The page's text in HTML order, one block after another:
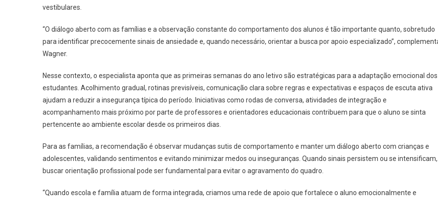
vestibulares.
“O diálogo aberto com as famílias e a observação constante do comportamento dos alunos é tão importante quanto, sobretudo
para identificar precocemente sinais de ansiedade e, quando necessário, orientar a busca por apoio especializado”,
Wagner.
Nesse contexto, o especialista aponta que as primeiras semanas do ano letivo são estratégicas para a adaptação emocional dos
estudantes. Acolhimento gradual, rotinas previsíveis, comunicação clara sobre regras e expectativas e espaços de escuta ativa
ajudam a reduzir a insegurança típica do período. Iniciativas como rodas de conversa, atividades de integração e
acompanhamento mais próximo por parte de professores e orientadores educacionais contribuem para que o aluno se sinta
pertencente ao ambiente escolar desde os primeiros dias.
Para as famílias, a recomendação é observar mudanças sutis de comportamento e manter um diálogo aberto com crianças e
adolescentes, validando sentimentos e evitando minimizar medos ou inseguranças. Quando sinais persistem ou se intensificam,
buscar orientação profissional pode ser fundamental para evitar o agravamento do quadro.
“Quando escola e família atuam de forma integrada, criamos uma rede de apoio que fortalece o aluno emocionalmente e